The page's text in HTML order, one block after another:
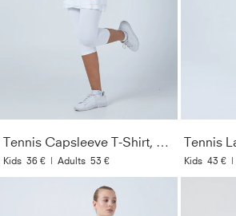
Tennis Capsleeve T-Shirt, weiß
Kids 36 € | Adults 53 € Kids 43 € |